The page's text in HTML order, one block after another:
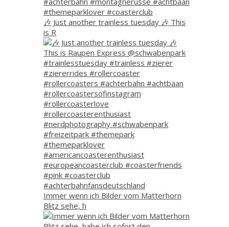
🎶 Just another trainless tuesday 🎶 This
is R
Immer wenn ich Bilder vom Matterhorn
Blitz sehe, h